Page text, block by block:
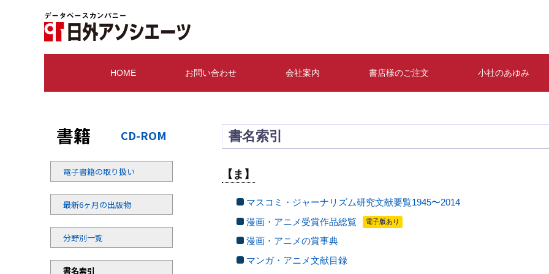
HOME お問い合わせ 会社案内 書店様のご注文 小社のあゆみ
書名索引
【ま】
マスコミ・ジャーナリズム研究文献要覧1945〜2014
漫画・アニメ受賞作品総覧
電子版あり
漫画・アニメの賞事典
マンガ・アニメ文献目録
書籍 CD-ROM
電子書籍の取り扱い
最新6ヶ月の出版物
分野別一覧
書名索引